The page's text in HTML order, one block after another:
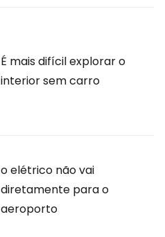
É mais difícil explorar o
interior sem carro
o elétrico não vai
diretamente para o
aeroporto